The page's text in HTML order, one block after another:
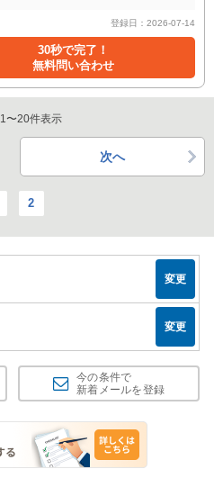
登録日：2026-07-14
30秒で完了！
無料問い合わせ
1〜20件表示
次へ
2
変更
変更
今の条件で
新着メールを登録